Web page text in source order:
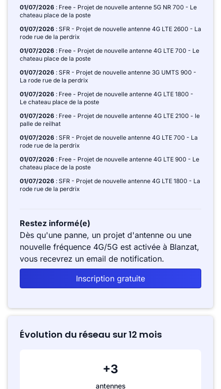
01/07/2026 : Free - Projet de nouvelle antenne 5G NR 700 - Le
chateau place de la poste
01/07/2026 : SFR - Projet de nouvelle antenne 4G LTE 2600 - La
rode rue de la perdrix
01/07/2026 : Free - Projet de nouvelle antenne 4G LTE 700 - Le
chateau place de la poste
01/07/2026 : SFR - Projet de nouvelle antenne 3G UMTS 900 -
La rode rue de la perdrix
01/07/2026 : Free - Projet de nouvelle antenne 4G LTE 1800 -
Le chateau place de la poste
01/07/2026 : Free - Projet de nouvelle antenne 4G LTE 2100 - le
palle de reilhat
01/07/2026 : SFR - Projet de nouvelle antenne 4G LTE 700 - La
rode rue de la perdrix
01/07/2026 : Free - Projet de nouvelle antenne 4G LTE 900 - Le
chateau place de la poste
01/07/2026 : SFR - Projet de nouvelle antenne 4G LTE 1800 - La
rode rue de la perdrix
Restez informé(e)
Dès qu'une panne, un projet d'antenne ou une
nouvelle fréquence 4G/5G est activée à Blanzat,
vous recevrez un email de notification.
Inscription gratuite
Évolution du réseau sur 12 mois
+3
antennes